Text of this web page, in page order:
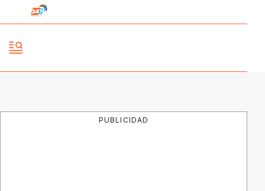
PUBLICIDAD